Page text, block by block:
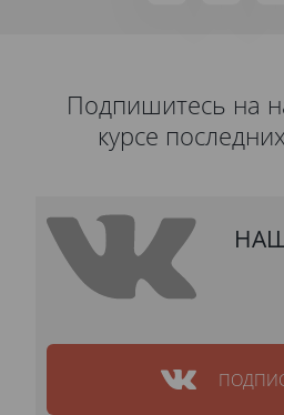
Подпишитесь на
курсе